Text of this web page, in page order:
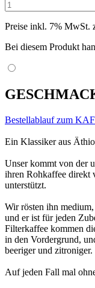
Preise inkl. 7% MwSt.
Bei diesem Produkt
Bestellablauf zum
Ein Klassiker aus
Unser kommt von der
ihren Rohkaffee direkt
unterstützt.
Wir rösten ihn
und er ist für jeden
Filterkaffee kommen
in den Vordergrund,
beeriger und zitroniger.
Auf jeden Fall mal